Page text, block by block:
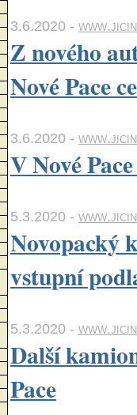
3.6.2020 -
Z nového
Nové Pace
3.6.2020 -
V Nové
5.3.2020 -
Novopacký
vstupní
5.3.2020 -
Další
Pace